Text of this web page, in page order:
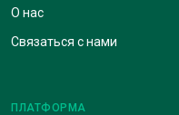
О нас
Связаться с нами
ПЛАТФОРМА